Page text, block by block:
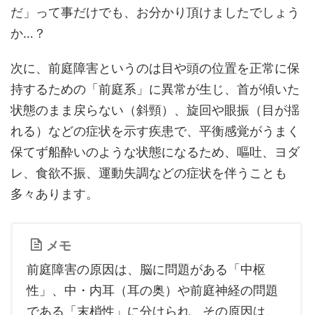
だ」って事だけでも、お分かり頂けましたでしょう
か…？
次に、前庭障害というのは目や頭の位置を正常に保
持するための「前庭系」に異常が生じ、首が傾いた
状態のまま戻らない（斜頸）、旋回や眼振（目が揺
れる）などの症状を示す疾患で、平衡感覚がうまく
保てず船酔いのような状態になるため、嘔吐、ヨダ
レ、食欲不振、運動失調などの症状を伴うことも
多々あります。
メモ
前庭障害の原因は、脳に問題がある「中枢
性」、中・内耳（耳の奥）や前庭神経の問題
である「末梢性」に分けられ、その原因は、